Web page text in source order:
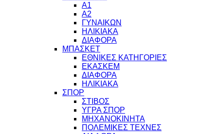
Α1
Α2
ΓΥΝΑΙΚΩΝ
ΗΛΙΚΙΑΚΑ
ΔΙΑΦΟΡΑ
ΜΠΑΣΚΕΤ
ΕΘΝΙΚΕΣ ΚΑΤΗΓΟΡΙΕΣ
ΕΚΑΣΚΕΜ
ΔΙΑΦΟΡΑ
ΗΛΙΚΙΑΚΑ
ΣΠΟΡ
ΣΤΙΒΟΣ
ΥΓΡΑ ΣΠΟΡ
ΜΗΧΑΝΟΚΙΝΗΤΑ
ΠΟΛΕΜΙΚΕΣ ΤΕΧΝΕΣ